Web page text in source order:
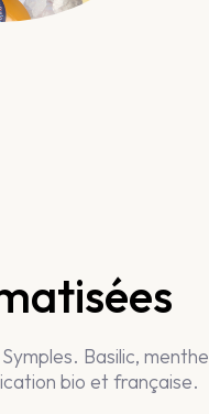
Basilic, menthe
bio et française.